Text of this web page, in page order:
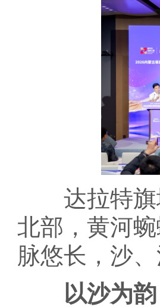
达拉特旗
北部，黄河
脉悠长，沙
以沙为韵